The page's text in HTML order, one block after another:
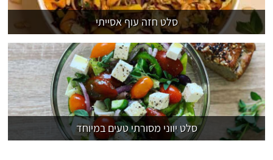
סלט חזה עוף אסייתי
סלט יווני מסורתי טעים במיוחד